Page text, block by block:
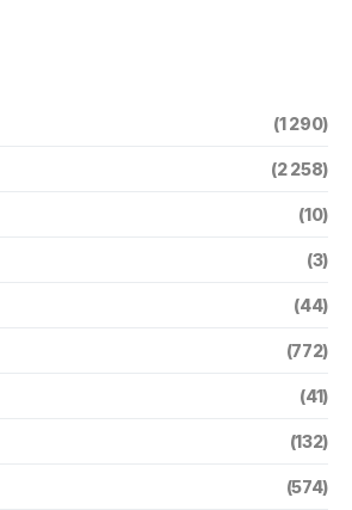
(1 290)
(2 258)
(10)
(3)
(44)
(772)
(41)
(132)
(574)